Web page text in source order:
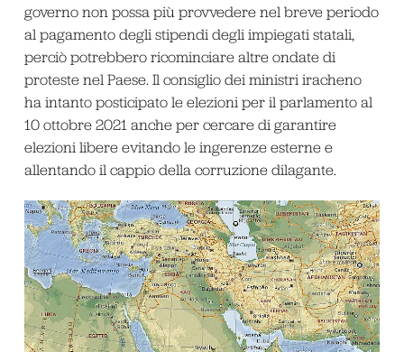
governo non possa più provvedere nel breve periodo
al pagamento degli stipendi degli impiegati statali,
perciò potrebbero ricominciare altre ondate di
proteste nel Paese. Il consiglio dei ministri iracheno
ha intanto posticipato le elezioni per il parlamento al
10 ottobre 2021 anche per cercare di garantire
elezioni libere evitando le ingerenze esterne e
allentando il cappio della corruzione dilagante.